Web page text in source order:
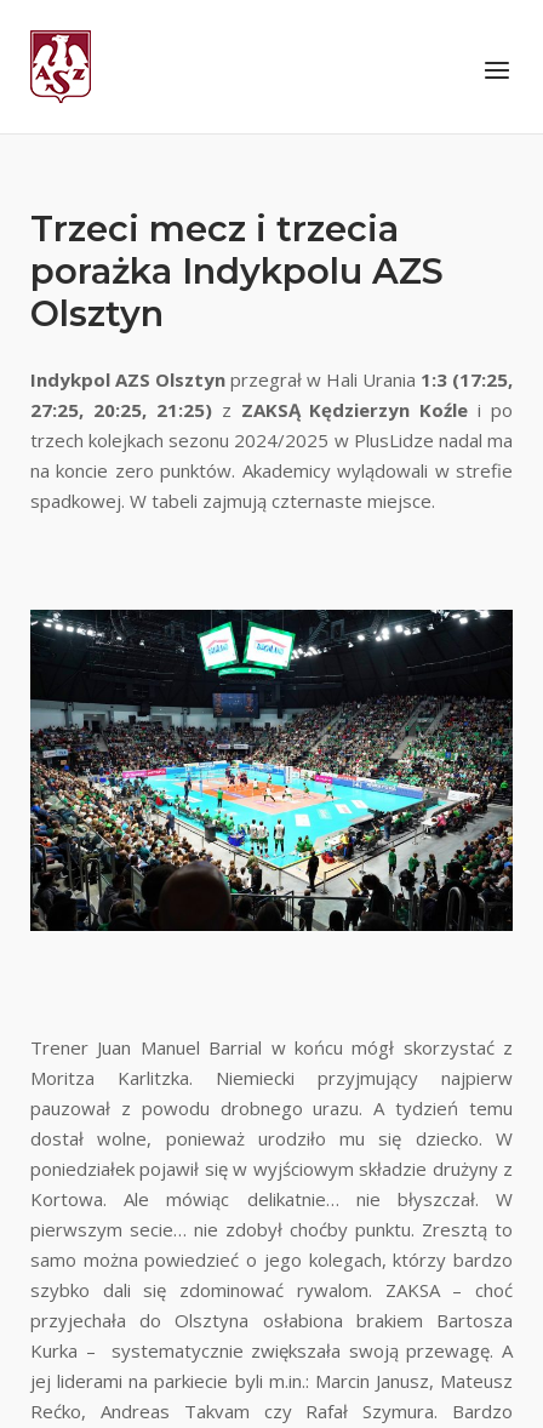
content
Home
Menu
Trzeci mecz i trzecia
porażka Indykpolu AZS
Olsztyn
Indykpol AZS Olsztyn przegrał w Hali Urania 1:3 (17:25,
27:25, 20:25, 21:25)z ZAKSĄ Kędzierzyn Koźle i po
trzech kolejkach sezonu 2024/2025 w PlusLidze nadal ma
na koncie zero punktów. Akademicy wylądowali w strefie
spadkowej. W tabeli zajmują czternaste miejsce.
Trener Juan Manuel Barrial w końcu mógł skorzystać z
Moritza Karlitzka. Niemiecki przyjmujący najpierw
pauzował z powodu drobnego urazu. A tydzień temu
dostał wolne, ponieważ urodziło mu się dziecko. W
poniedziałek pojawił się w wyjściowym składzie drużyny z
Kortowa. Ale mówiąc delikatnie… nie błyszczał. W
pierwszym secie… nie zdobył choćby punktu. Zresztą to
samo można powiedzieć o jego kolegach, którzy bardzo
szybko dali się zdominować rywalom. ZAKSA – choć
przyjechała do Olsztyna osłabiona brakiem Bartosza
Kurka – systematycznie zwiększała swoją przewagę. A
jej liderami na parkiecie byli m.in.: Marcin Janusz, Mateusz
Rećko, Andreas Takvam czy Rafał Szymura. Bardzo